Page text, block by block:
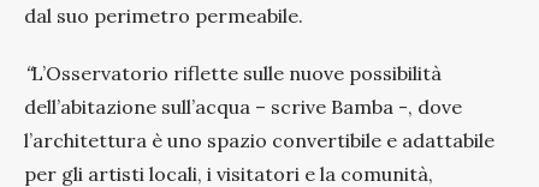
dal suo perimetro permeabile.
“L’Osservatorio riflette sulle nuove possibilità
dell’abitazione sull’acqua – scrive Bamba -, dove
l’architettura è uno spazio convertibile e adattabile
per gli artisti locali, i visitatori e la comunità,